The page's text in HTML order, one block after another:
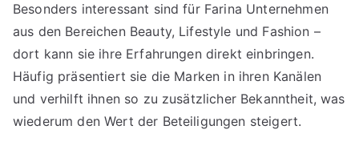
Besonders interessant sind für Farina Unternehmen
aus den Bereichen Beauty, Lifestyle und Fashion –
dort kann sie ihre Erfahrungen direkt einbringen.
Häufig präsentiert sie die Marken in ihren Kanälen
und verhilft ihnen so zu zusätzlicher Bekanntheit, was
wiederum den Wert der Beteiligungen steigert.